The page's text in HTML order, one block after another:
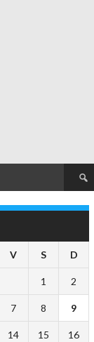
Buscar:
V S D
1 2
7 8 9
14 15 16